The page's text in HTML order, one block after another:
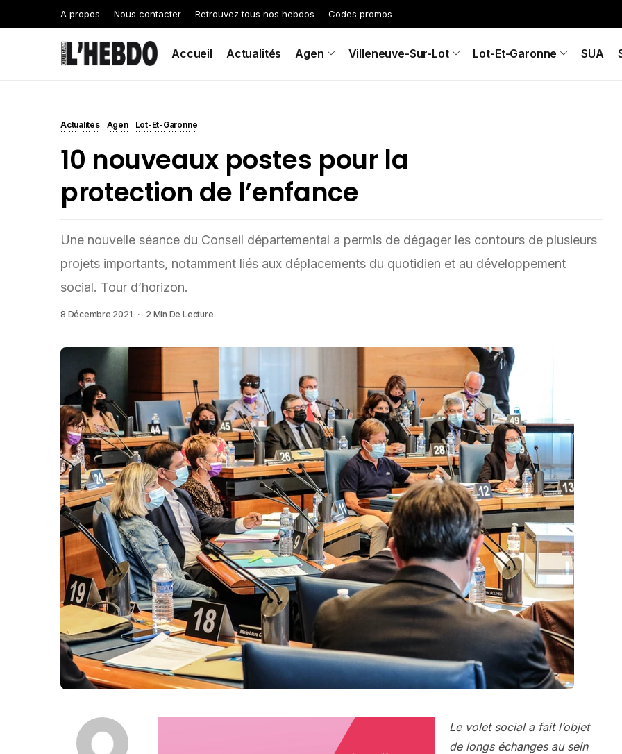
A propos Nous contacter Retrouvez tous nos hebdos Codes promos
Accueil Actualités Agen Villeneuve-Sur-Lot Lot-Et-Garonne SUA
Actualités Agen Lot-Et-Garonne
10 nouveaux postes pour la
protection de l’enfance
Une nouvelle séance du Conseil départemental a permis de dégager les contours de plusieurs
projets importants, notamment liés aux déplacements du quotidien et au développement
social. Tour d’horizon.
8 Décembre 2021 2 Min De Lecture
Le volet social a fait l’objet
de longs échanges au sein